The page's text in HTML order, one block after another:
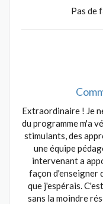
Pas de
Extraordinaire ! Je
du programme m'a
stimulants, des
une équipe
intervenant a
façon d'enseigner
que j'espérais.
sans la moindre